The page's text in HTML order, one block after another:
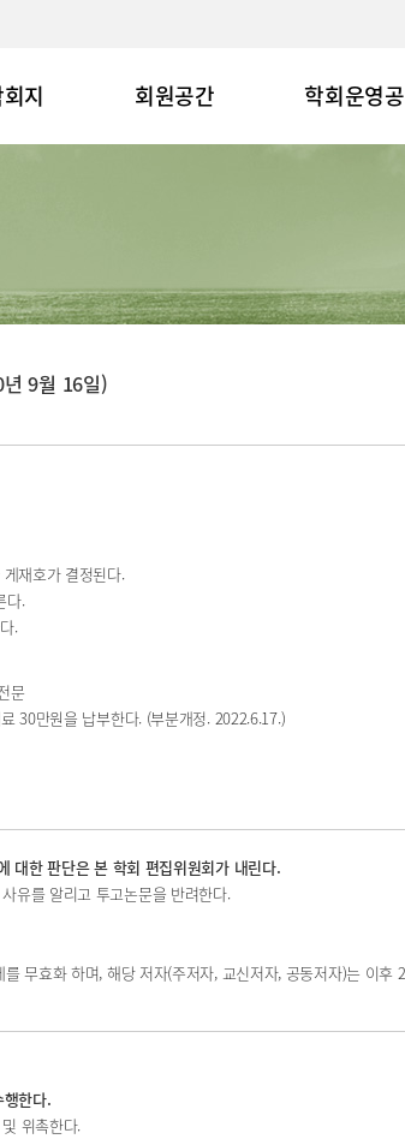
지 회원공간 학회운영
9월 16일)
재호가 결정된다.
다.
.
문
30만원을 납부한다. (부분개정. 2022.6.17.)
대한 판단은 본 학회 편집위원회가 내린다.
유를 알리고 투고논문을 반려한다.
무효화 하며, 해당 저자(주저자, 교신저자, 공동저자)는 이후
한다.
위촉한다.